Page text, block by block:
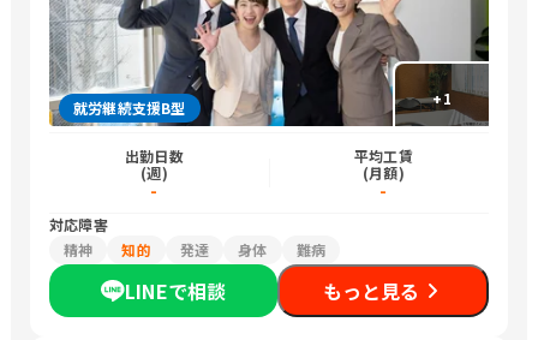
+1
就労継続支援B型
出勤日数
(週)
-
平均工賃
(月額)
-
対応障害
精神
知的 発達 身体 難病
LINEで相談 もっと見る